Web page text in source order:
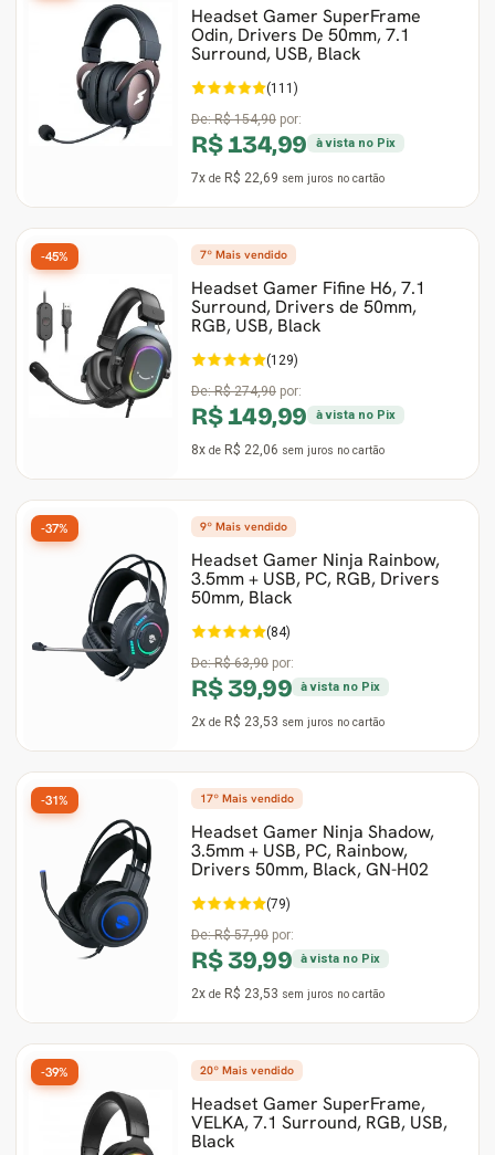
Headset Gamer SuperFrame
Odin, Drivers De 50mm, 7.1
Surround, USB, Black
(111)
De:R$ 154,90 por:
R$ 134,99 à vista no Pix
7x de R$ 22,69 sem juros no cartão
7º Mais vendido
Headset Gamer Fifine H6, 7.1
Surround, Drivers de 50mm,
RGB, USB, Black
(129)
De:R$ 274,90 por:
R$ 149,99 à vista no Pix
8x de R$ 22,06 sem juros no cartão
-45%
9º Mais vendido
Headset Gamer Ninja Rainbow,
3.5mm + USB, PC, RGB, Drivers
50mm, Black
(84)
De:R$ 63,90 por:
R$ 39,99 à vista no Pix
2x de R$ 23,53 sem juros no cartão
-37%
17º Mais vendido
Headset Gamer Ninja Shadow,
3.5mm + USB, PC, Rainbow,
Drivers 50mm, Black, GN-H02
(79)
De:R$ 57,90 por:
R$ 39,99 à vista no Pix
2x de R$ 23,53 sem juros no cartão
-31%
20º Mais vendido
Headset Gamer SuperFrame,
VELKA, 7.1 Surround, RGB, USB,
Black
-39%
Ver Todos
Monitor Acer
Monitor MSI
Monitor Gigabyte
Monitor LG
Monitor Samsung
Suporte para Monitor
SuperFrame
Suportes Monitores
Gabinete Lian Li
Gabinete NZXT
Gabinete Corsair
Gabinete Cougar
Gabinete Hyte
Gabinete Gamdias
Gabinete Liketec
Ver Todos
Fonte Aerocool
Fonte Gigabyte
Fonte ASRock
Fonte Duex
Fonte Gamdias
Fonte Gamemax
Fonte Thermaltake
Fontes Diversas
Ver Todos
Joystick e Controle
WebCam
Conectividade
Armazenamento
Cabos e Adaptadores
Ver Todos
Gamdias
Ver Todos